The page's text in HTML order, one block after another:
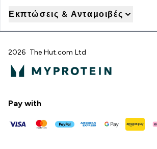
Εκπτώσεις & Ανταμοιβές
2026 The Hut.com Ltd
Pay with